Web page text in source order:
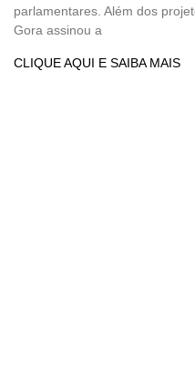
parlamentares. Além dos
Gora assinou a
CLIQUE AQUI E SAIBA MAIS